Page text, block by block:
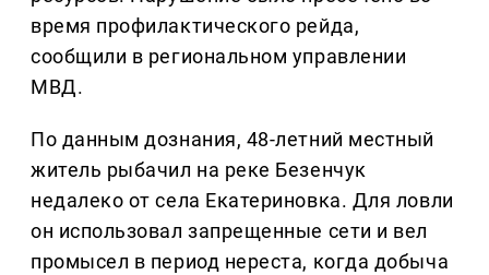
время профилактического рейда,
сообщили в региональном управлении
МВД.
По данным дознания, 48-летний местный
житель рыбачил на реке Безенчук
недалеко от села Екатериновка. Для ловли
он использовал запрещенные сети и вел
промысел в период нереста, когда добыча